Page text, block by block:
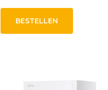
prijs
was:
prijs
is:
579,00.
BESTELLEN